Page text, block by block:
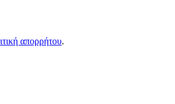
απορρήτου.